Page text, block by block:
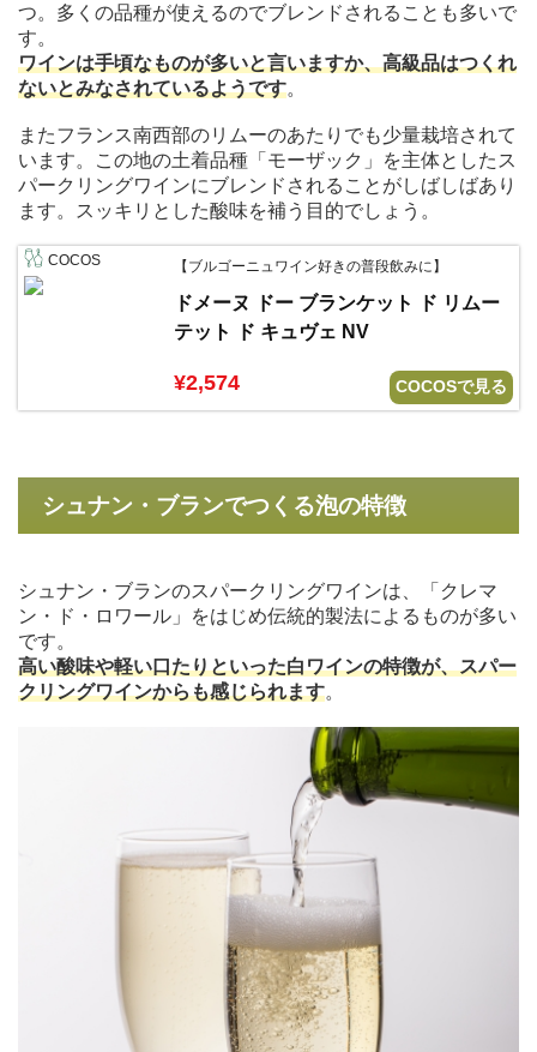
つ。多くの品種が使えるのでブレンドされることも多いで
す。
ワインは手頃なものが多いと言いますか、高級品はつくれ
ないとみなされているようです。
またフランス南西部のリムーのあたりでも少量栽培されて
います。この地の土着品種「モーザック」を主体としたス
パークリングワインにブレンドされることがしばしばあり
ます。スッキリとした酸味を補う目的でしょう。
COCOS 【ブルゴーニュワイン好きの普段飲みに】
ドメーヌ ドー ブランケット ド リムー
テット ド キュヴェ NV
¥2,574 COCOSで見る
シュナン・ブランでつくる泡の特徴
シュナン・ブランのスパークリングワインは、「クレマ
ン・ド・ロワール」をはじめ伝統的製法によるものが多い
です。
高い酸味や軽い口たりといった白ワインの特徴が、スパー
クリングワインからも感じられます。